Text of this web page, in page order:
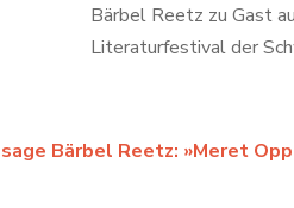
Bärbel Reetz zu Gast
Literaturfestival der
Bärbel Reetz: »Meret